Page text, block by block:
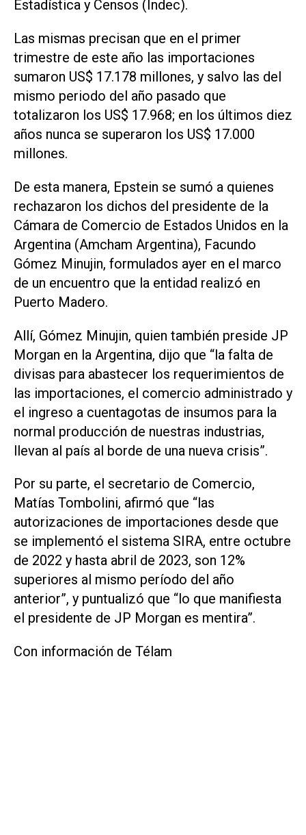
Estadística y Censos (Indec).
Las mismas precisan que en el primer
trimestre de este año las importaciones
sumaron US$ 17.178 millones, y salvo las del
mismo periodo del año pasado que
totalizaron los US$ 17.968; en los últimos diez
años nunca se superaron los US$ 17.000
millones.
De esta manera, Epstein se sumó a quienes
rechazaron los dichos del presidente de la
Cámara de Comercio de Estados Unidos en la
Argentina (Amcham Argentina), Facundo
Gómez Minujin, formulados ayer en el marco
de un encuentro que la entidad realizó en
Puerto Madero.
Allí, Gómez Minujin, quien también preside JP
Morgan en la Argentina, dijo que “la falta de
divisas para abastecer los requerimientos de
las importaciones, el comercio administrado y
el ingreso a cuentagotas de insumos para la
normal producción de nuestras industrias,
llevan al país al borde de una nueva crisis”.
Por su parte, el secretario de Comercio,
Matías Tombolini, afirmó que “las
autorizaciones de importaciones desde que
se implementó el sistema SIRA, entre octubre
de 2022 y hasta abril de 2023, son 12%
superiores al mismo período del año
anterior”, y puntualizó que “lo que manifiesta
el presidente de JP Morgan es mentira”.
Con información de Télam